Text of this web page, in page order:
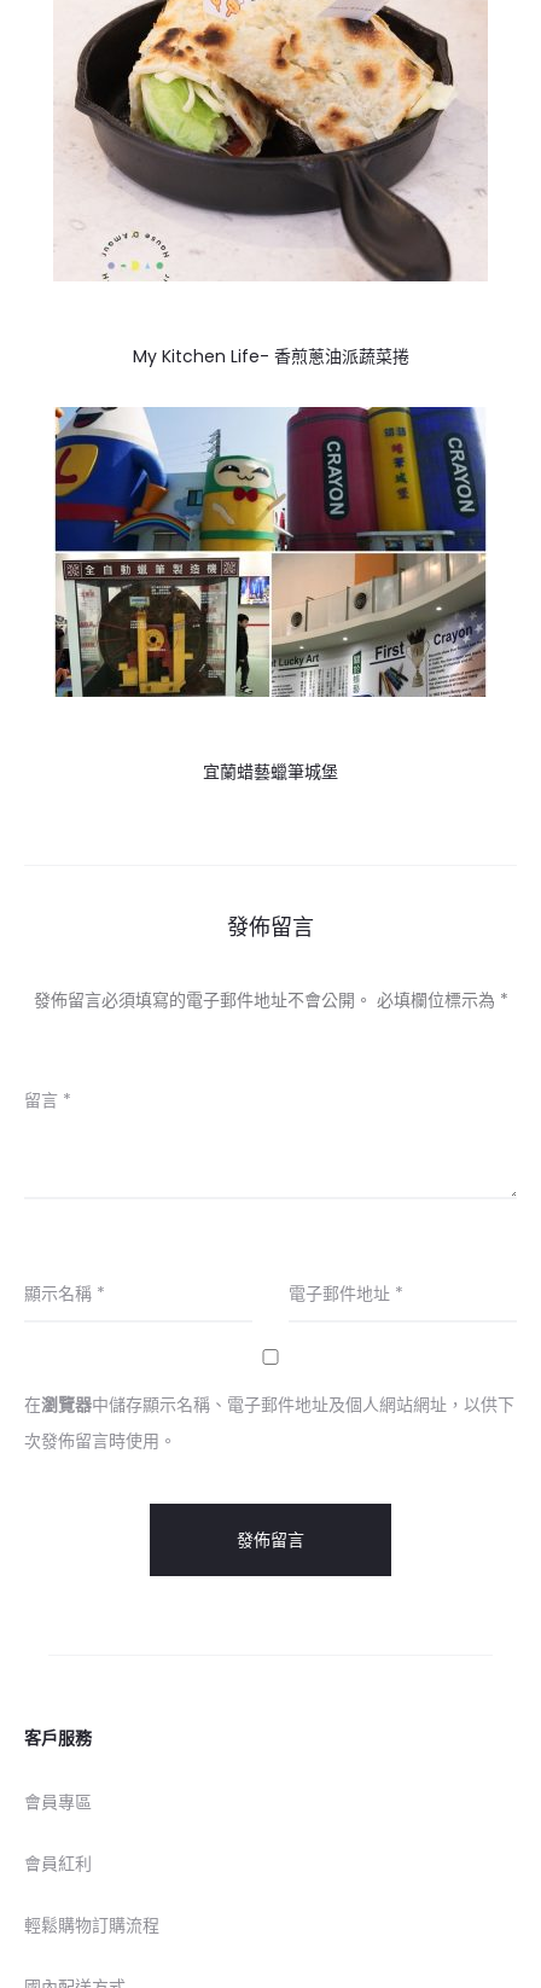
My Kitchen Life- 香煎蔥油派蔬菜捲
宜蘭蜡藝蠟筆城堡
發佈留言
發佈留言必須填寫的電子郵件地址不會公開。 必填欄位標示為 *
留言 *
顯示名稱 * 電子郵件地址 *
在瀏覽器中儲存顯示名稱、電子郵件地址及個人網站網址，以供下
次發佈留言時使用。
客戶服務
會員專區
會員紅利
輕鬆購物訂購流程